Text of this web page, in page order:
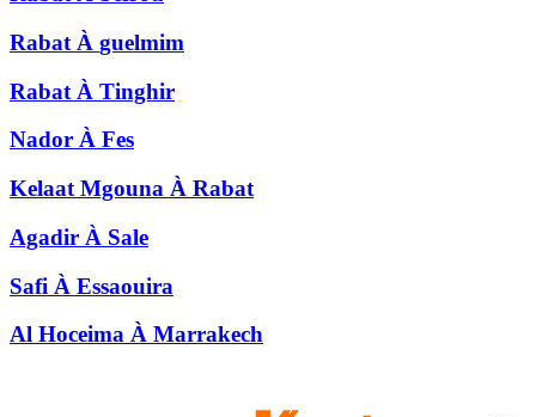
Rabat À guelmim
Rabat À Tinghir
Nador À Fes
Kelaat Mgouna À Rabat
Agadir À Sale
Safi À Essaouira
Al Hoceima À Marrakech